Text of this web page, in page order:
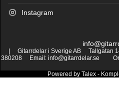
Instagram
| Gitarrdelar i Sverige AB Tallgatan
380208 Email: info@gitarrdelar.se
Powered by Talex -